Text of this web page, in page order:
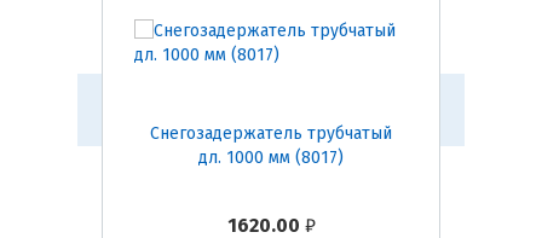
1620.00 ₽
Снегозадержатель трубчатый
дл. 1000 мм (8017)